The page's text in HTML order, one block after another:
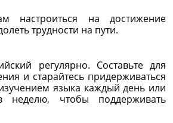
настроиться на достижение
трудности на пути.
регулярно. Cоставьте для
и старайтесь придерживаться
языка каждый день или
неделю, чтобы поддерживать